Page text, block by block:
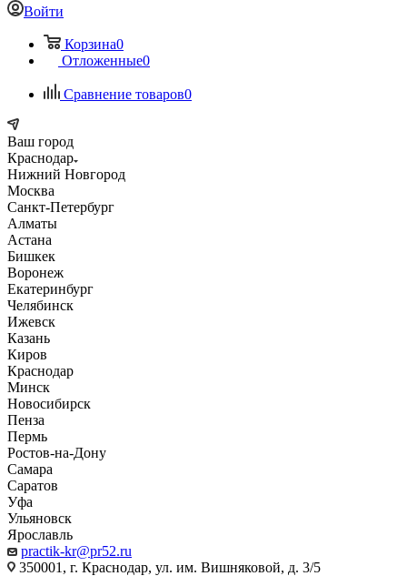
Войти
Корзина0
Отложенные0
Сравнение товаров0
Ваш город
Краснодар
Нижний Новгород
Москва
Санкт-Петербург
Алматы
Астана
Бишкек
Воронеж
Екатеринбург
Челябинск
Ижевск
Казань
Киров
Краснодар
Минск
Новосибирск
Пенза
Пермь
Ростов-на-Дону
Самара
Саратов
Уфа
Ульяновск
Ярославль
practik-kr@pr52.ru
350001, г. Краснодар, ул. им. Вишняковой, д. 3/5